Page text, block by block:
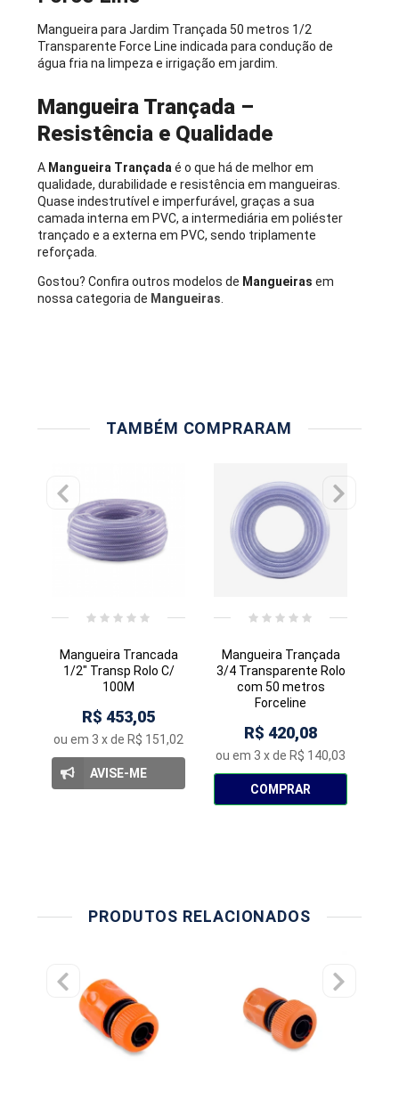
Mangueira para Jardim Trançada 50 metros 1/2
Transparente Force Line indicada para condução de
água fria na limpeza e irrigação em jardim.
Mangueira Trançada –
Resistência e Qualidade
A Mangueira Trançada é o que há de melhor em
qualidade, durabilidade e resistência em mangueiras.
Quase indestrutível e imperfurável, graças a sua
camada interna em PVC, a intermediária em poliéster
trançado e a externa em PVC, sendo triplamente
reforçada.
Gostou? Confira outros modelos de Mangueiras em
nossa categoria de Mangueiras
TAMBÉM COMPRARAM
Mangueira Trancada
1/2" Transp Rolo C/
100M
R$ 453,05
ou em 3 x de R$ 151,02
AVISE-ME
Mangueira Trançada
3/4 Transparente Rolo
com 50 metros
Forceline
R$ 420,08
ou em 3 x de R$ 140,03
COMPRAR
PRODUTOS RELACIONADOS